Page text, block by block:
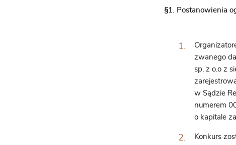
§1. Postanowienia
zwanego
sp. z o.o z
w Sądzie
numerem
o kapitale
Konkurs